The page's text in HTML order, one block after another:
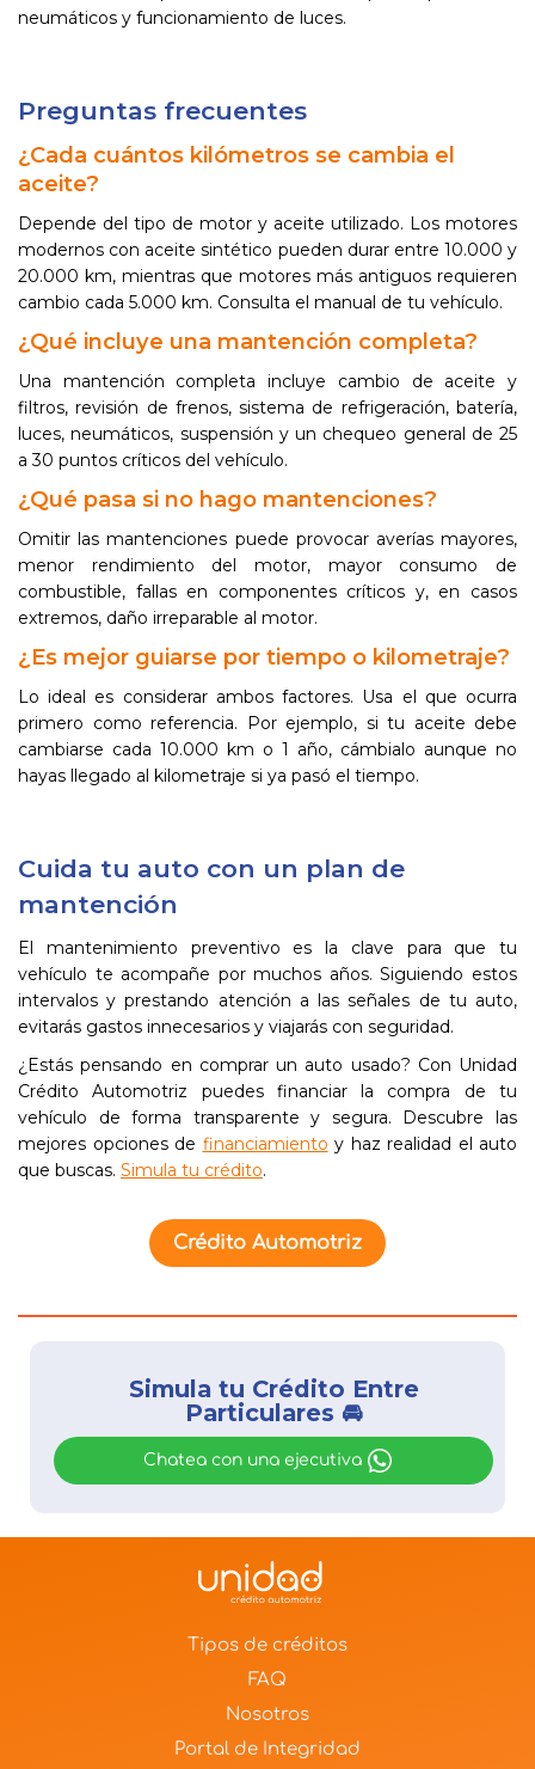
neumáticos y funcionamiento de luces.
Preguntas frecuentes
¿Cada cuántos kilómetros se cambia el
aceite?
Depende del tipo de motor y aceite utilizado. Los motores
modernos con aceite sintético pueden durar entre 10.000 y
20.000 km, mientras que motores más antiguos requieren
cambio cada 5.000 km. Consulta el manual de tu vehículo.
¿Qué incluye una mantención completa?
Una mantención completa incluye cambio de aceite y
filtros, revisión de frenos, sistema de refrigeración, batería,
luces, neumáticos, suspensión y un chequeo general de 25
a 30 puntos críticos del vehículo.
¿Qué pasa si no hago mantenciones?
Omitir las mantenciones puede provocar averías mayores,
menor rendimiento del motor, mayor consumo de
combustible, fallas en componentes críticos y, en casos
extremos, daño irreparable al motor.
¿Es mejor guiarse por tiempo o kilometraje?
Lo ideal es considerar ambos factores. Usa el que ocurra
primero como referencia. Por ejemplo, si tu aceite debe
cambiarse cada 10.000 km o 1 año, cámbialo aunque no
hayas llegado al kilometraje si ya pasó el tiempo.
Cuida tu auto con un plan de
mantención
El mantenimiento preventivo es la clave para que tu
vehículo te acompañe por muchos años. Siguiendo estos
intervalos y prestando atención a las señales de tu auto,
evitarás gastos innecesarios y viajarás con seguridad.
¿Estás pensando en comprar un auto usado? Con Unidad
Crédito Automotriz puedes financiar la compra de tu
vehículo de forma transparente y segura. Descubre las
mejores opciones de financiamiento y haz realidad el auto
que buscas. Simula tu crédito.
Crédito Automotriz
Simula tu Crédito Entre
Particulares 🚘
Chatea con una ejecutiva
Tipos de créditos
FAQ
Nosotros
Portal de Integridad